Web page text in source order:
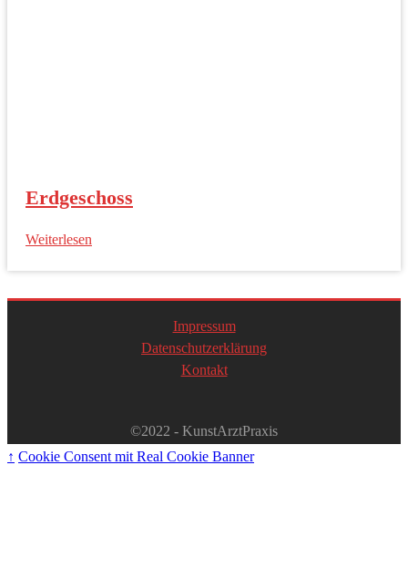
Erdgeschoss
Weiterlesen
Impressum
Datenschutzerklärung
Kontakt
©2022 - KunstArztPraxis
↑ Cookie Consent mit Real Cookie Banner